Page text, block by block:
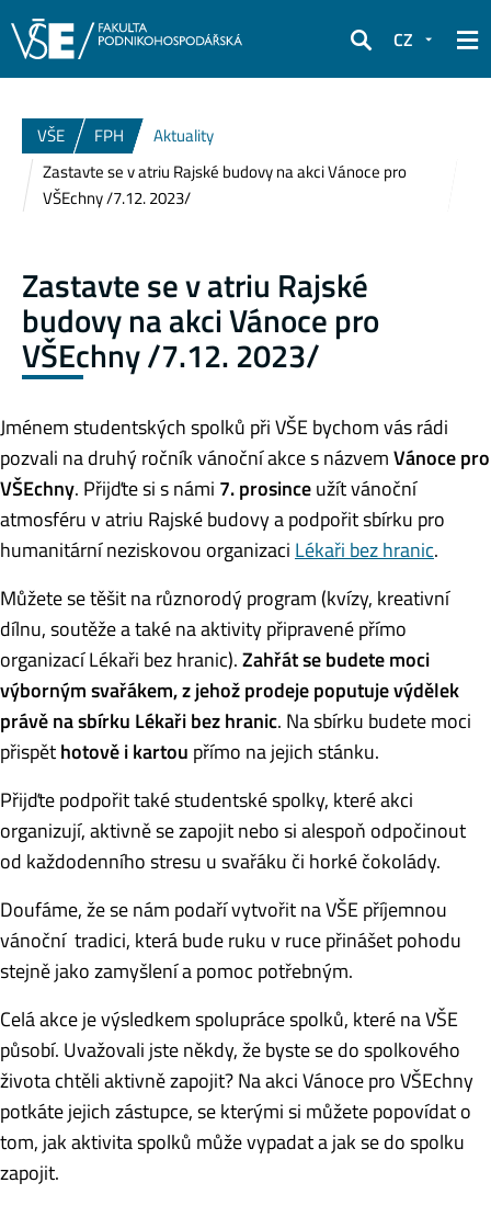
Hledat
CZ
VŠE FPH
Aktuality
Zastavte se v atriu Rajské budovy na akci Vánoce pro
VŠEchny /7.12. 2023/
Zastavte se v atriu Rajské
budovy na akci Vánoce pro
VŠEchny /7.12. 2023/
Jménem studentských spolků při VŠE bychom vás rádi
pozvali na druhý ročník vánoční akce s názvemVánoce pro
VŠEchny. Přijďte si s námi 7. prosinceužít vánoční
atmosféru v atriu Rajské budovy a podpořit sbírku pro
humanitární neziskovou organizaci Lékaři bez hranic.
Můžete se těšit na různorodý program (kvízy, kreativní
dílnu, soutěže a také na aktivity připravené přímo
organizací Lékaři bez hranic).Zahřát se budete moci
výborným svařákem, z jehož prodeje poputuje výdělek
právě na sbírku Lékaři bez hranic. Na sbírku budete moci
přispěthotově i kartou přímo na jejich stánku.
Přijďte podpořit také studentské spolky, které akci
organizují, aktivně se zapojit nebo si alespoň odpočinout
od každodenního stresu u svařáku či horké čokolády.
Doufáme, že se nám podaří vytvořit na VŠE příjemnou
vánoční tradici, která bude ruku v ruce přinášet pohodu
stejně jako zamyšlení a pomoc potřebným.
Celá akce je výsledkem spolupráce spolků, které na VŠE
působí. Uvažovali jste někdy, že byste se do spolkového
života chtěli aktivně zapojit? Na akci Vánoce pro VŠEchny
potkáte jejich zástupce, se kterými si můžete popovídat o
tom, jak aktivita spolků může vypadat a jak se do spolku
zapojit.